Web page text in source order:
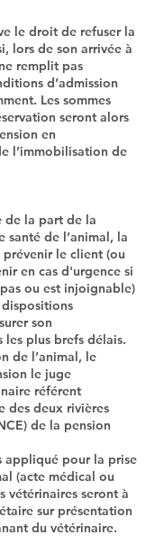
le droit de refuser la
lors de son arrivée à
remplit pas
d’admission
Les sommes
seront alors
en
l’immobilisation de
de la part de la
santé de l’animal, la
prévenir le client (ou
en cas d'urgence si
ou est injoignable)
son
les plus brefs délais.
de l’animal, le
le juge
référent
des deux rivières
de la pension
appliqué pour la prise
(acte médical ou
vétérinaires seront à
sur présentation
du vétérinaire.